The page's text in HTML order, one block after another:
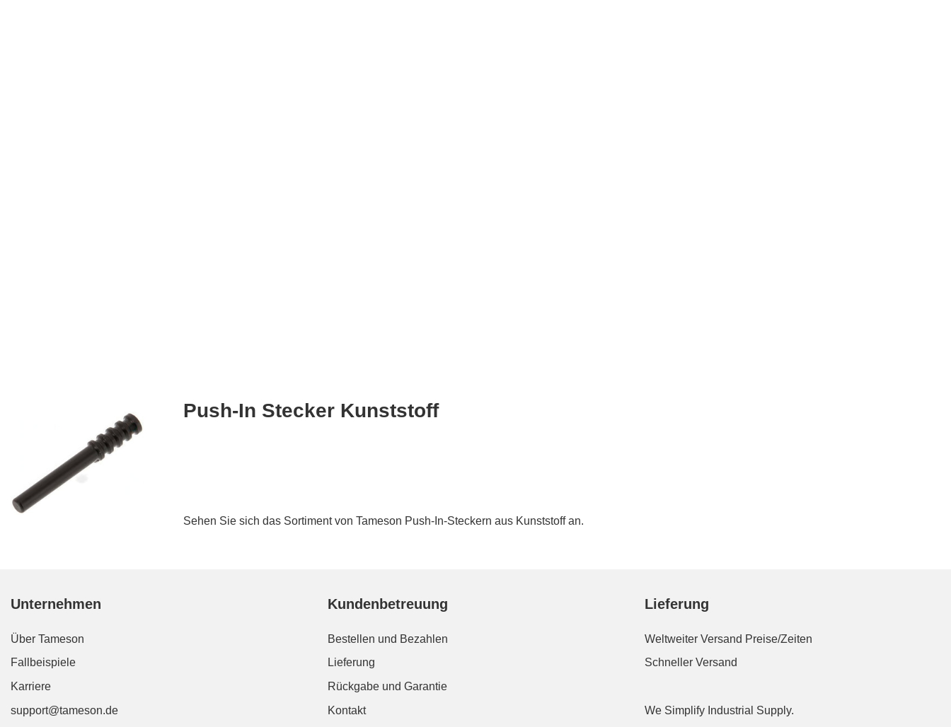
Push-In Stecker Kunststoff
Sehen Sie sich das Sortiment von Tameson Push-In-Steckern aus Kunststoff an.
Unternehmen
Über Tameson
Fallbeispiele
Karriere
support@tameson.de
Kundenbetreuung
Bestellen und Bezahlen
Lieferung
Rückgabe und Garantie
Kontakt
Lieferung
Weltweiter Versand Preise/Zeiten
Schneller Versand
We Simplify Industrial Supply.